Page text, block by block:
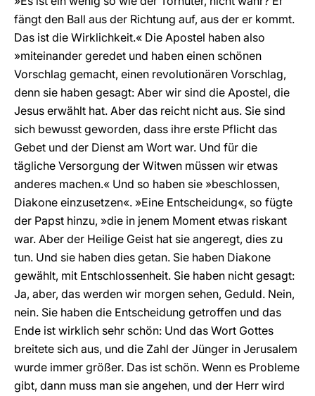
fängt den Ball aus der Richtung auf, aus der er kommt.
Das ist die Wirklichkeit.« Die Apostel haben also
»miteinander geredet und haben einen schönen
Vorschlag gemacht, einen revolutionären Vorschlag,
denn sie haben gesagt: Aber wir sind die Apostel, die
Jesus erwählt hat. Aber das reicht nicht aus. Sie sind
sich bewusst geworden, dass ihre erste Pflicht das
Gebet und der Dienst am Wort war. Und für die
tägliche Versorgung der Witwen müssen wir etwas
anderes machen.« Und so haben sie »beschlossen,
Diakone einzusetzen«. »Eine Entscheidung«, so fügte
der Papst hinzu, »die in jenem Moment etwas riskant
war. Aber der Heilige Geist hat sie angeregt, dies zu
tun. Und sie haben dies getan. Sie haben Diakone
gewählt, mit Entschlossenheit. Sie haben nicht gesagt:
Ja, aber, das werden wir morgen sehen, Geduld. Nein,
nein. Sie haben die Entscheidung getroffen und das
Ende ist wirklich sehr schön: Und das Wort Gottes
breitete sich aus, und die Zahl der Jünger in Jerusalem
wurde immer größer. Das ist schön. Wenn es Probleme
gibt, dann muss man sie angehen, und der Herr wird